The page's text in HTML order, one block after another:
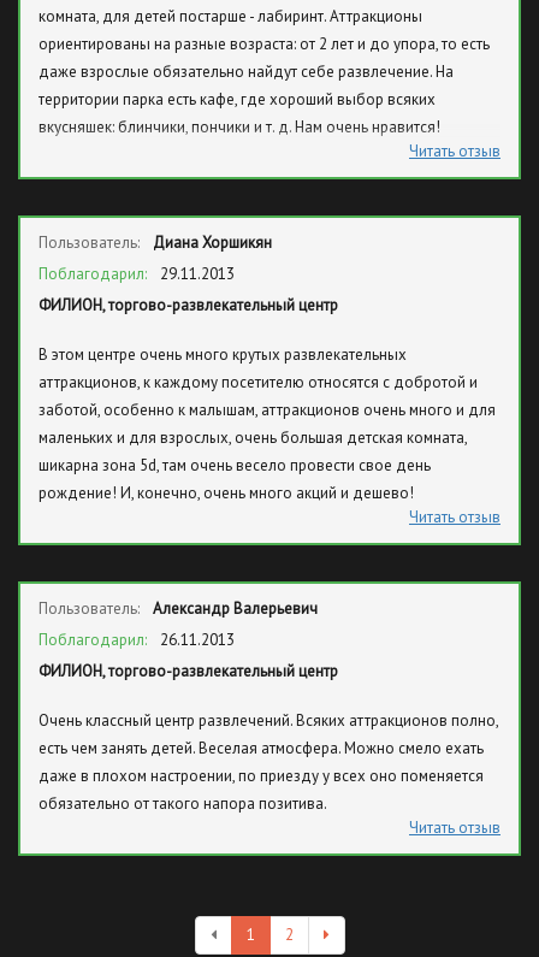
комната, для детей постарше - лабиринт. Аттракционы
ориентированы на разные возраста: от 2 лет и до упора, то есть
даже взрослые обязательно найдут себе развлечение. На
территории парка есть кафе, где хороший выбор всяких
вкусняшек: блинчики, пончики и т. д. Нам очень нравится!
Читать отзыв
Пользователь:
Диана Хоршикян
Поблагодарил:
29.11.2013
ФИЛИОН, торгово-развлекательный центр
В этом центре очень много крутых развлекательных
аттракционов, к каждому посетителю относятся с добротой и
заботой, особенно к малышам, аттракционов очень много и для
маленьких и для взрослых, очень большая детская комната,
шикарна зона 5d, там очень весело провести свое день
рождение! И, конечно, очень много акций и дешево!
Читать отзыв
Пользователь:
Александр Валерьевич
Поблагодарил:
26.11.2013
ФИЛИОН, торгово-развлекательный центр
Очень классный центр развлечений. Всяких аттракционов полно,
есть чем занять детей. Веселая атмосфера. Можно смело ехать
даже в плохом настроении, по приезду у всех оно поменяется
обязательно от такого напора позитива.
Читать отзыв
1 2